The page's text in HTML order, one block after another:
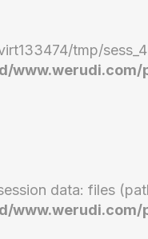
tmp/
data: files